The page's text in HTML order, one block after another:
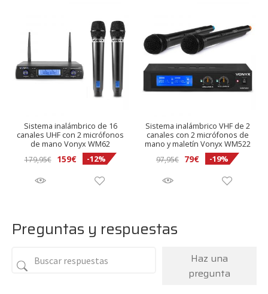
Sistema inalámbrico de 16
canales UHF con 2 micrófonos
de mano Vonyx WM62
179,95€
El
159€El
actual
-12%
Sistema inalámbrico VHF de 2
canales con 2 micrófonos de
mano y maletín Vonyx WM522
97,95€
El
79€El
actual
-19%
Preguntas y respuestas
Haz una
pregunta